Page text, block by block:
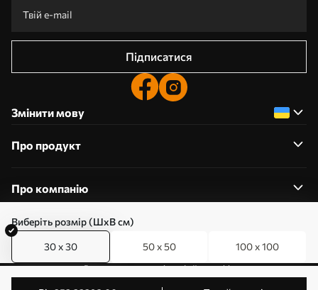
Виберіть розмір (ШхВ см)
30 x 30 50 x 50 100 x 100
Підписатися
Змінити мову
Про продукт
Про компанію
0800357223
Редагування дозволів на файли cookie
© 2011-2026 Art-holst. Усі права захищені. Власник: